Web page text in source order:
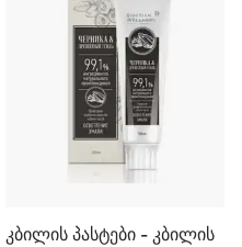
კბილის პასტები - კბილის